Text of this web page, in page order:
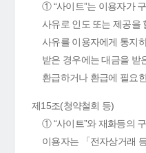
① “사이트”는 이용자가
사유로 인도 또는 제공을
사유를 이용자에게 통지
받은 경우에는 대금을 받
환급하거나 환급에 필요
제15조(청약철회 등)
① “사이트”와 재화등의
이용자는 「전자상거래